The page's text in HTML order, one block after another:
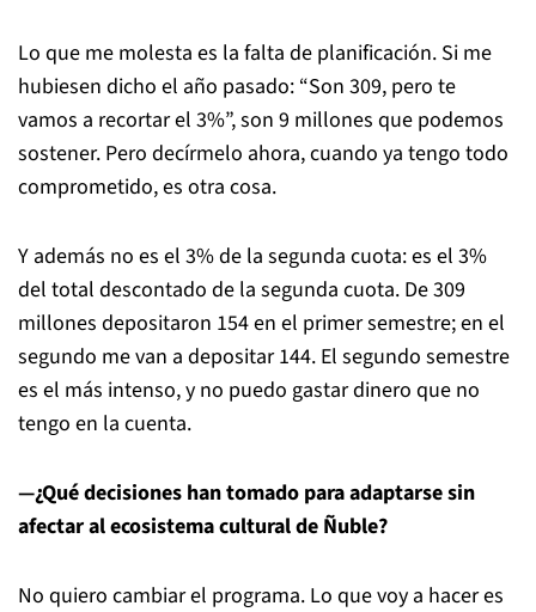
Lo que me molesta es la falta de planificación. Si me
hubiesen dicho el año pasado: “Son 309, pero te
vamos a recortar el 3%”, son 9 millones que podemos
sostener. Pero decírmelo ahora, cuando ya tengo todo
comprometido, es otra cosa.
Y además no es el 3% de la segunda cuota: es el 3%
del total descontado de la segunda cuota. De 309
millones depositaron 154 en el primer semestre; en el
segundo me van a depositar 144. El segundo semestre
es el más intenso, y no puedo gastar dinero que no
tengo en la cuenta.
—¿Qué decisiones han tomado para adaptarse sin
afectar al ecosistema cultural de Ñuble?
No quiero cambiar el programa. Lo que voy a hacer es